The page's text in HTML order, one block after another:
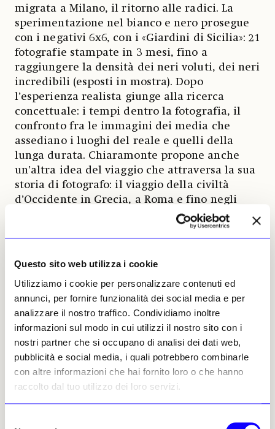
Questo sito web utilizza i cookie
Utilizziamo i cookie per personalizzare contenuti ed
annunci, per fornire funzionalità dei social media e per
analizzare il nostro traffico. Condividiamo inoltre
informazioni sul modo in cui utilizzi il nostro sito con i
nostri partner che si occupano di analisi dei dati web,
pubblicità e social media, i quali potrebbero combinarle
con altre informazioni che hai fornito loro o che hanno
raccolto dal tuo utilizzo dei loro servizi.
migrata a Milano, il ritorno alle radici. La
sperimentazione nel bianco e nero prosegue
con i negativi 6x6, con i «Giardini di Sicilia»: 21
fotografie stampate in 3 mesi, fino a
raggiungere la densità dei neri voluti, dei neri
incredibili (esposti in mostra). Dopo
l’esperienza realista giunge alla ricerca
concettuale: i tempi dentro la fotografia, il
confronto fra le immagini dei media che
assediano i luoghi del reale e quelli della
lunga durata. Chiaramonte propone anche
un’altra idea del viaggio che attraversa la sua
storia di fotografo: il viaggio della civiltà
d’Occidente in Grecia, a Roma e fino negli
Stati Uniti e nell’America del Sud. Un viaggio
percorso seguendo le orme della colonna
come rovina, altre immutata e ripresa dal
Albert Speer, architetto di Hitler le cui opere
Chiaramonte fotografa a Berlino. Fotografa
anche la Germania dell’est, le sue rovine.
La geometria come ordine del mondo.
Dopo il periodo delle foto in bianco e nero
passa alle foto a colori usando formati medi
con i quali, munito di cavalletto, analizza il
mondo, sempre partendo da una prospettiva